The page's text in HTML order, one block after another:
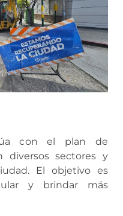
con el plan de
diversos sectores y
El objetivo es
y brindar más